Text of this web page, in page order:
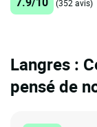
(352 avis)
Langres :
pensé de